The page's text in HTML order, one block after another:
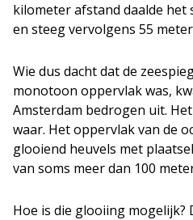
kilometer afstand daalde het
en steeg vervolgens 55
Wie dus dacht dat de
monotoon oppervlak was,
Amsterdam bedrogen uit.
waar. Het oppervlak van de
glooiend heuvels met
van soms meer dan 100
Hoe is die glooiing mogelijk?